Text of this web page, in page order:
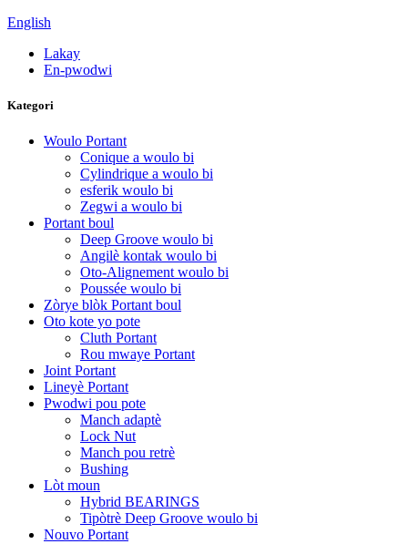
English
Lakay
En-pwodwi
Kategori
Woulo Portant
Conique a woulo bi
Cylindrique a woulo bi
esferik woulo bi
Zegwi a woulo bi
Portant boul
Deep Groove woulo bi
Angilè kontak woulo bi
Oto-Alignement woulo bi
Poussée woulo bi
Zòrye blòk Portant boul
Oto kote yo pote
Cluth Portant
Rou mwaye Portant
Joint Portant
Lineyè Portant
Pwodwi pou pote
Manch adaptè
Lock Nut
Manch pou retrè
Bushing
Lòt moun
Hybrid BEARINGS
Tipòtrè Deep Groove woulo bi
Nouvo Portant